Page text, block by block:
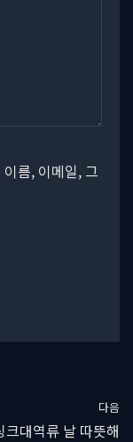
름, 이메일, 그
다음
크대역류 날 따뜻해